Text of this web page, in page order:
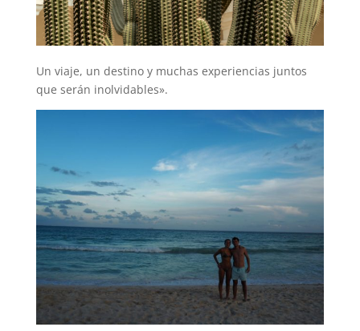
Un viaje, un destino y muchas experiencias juntos
que serán inolvidables».